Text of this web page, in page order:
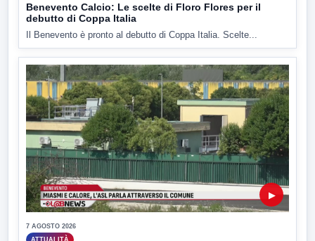
Benevento Calcio: Le scelte di Floro Flores per il
debutto di Coppa Italia
Il Benevento è pronto al debutto di Coppa Italia. Scelte...
▶
7 AGOSTO 2026
ATTUALITÀ